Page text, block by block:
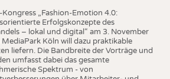
Kongress „Fashion-Emotion 4.0:
Erfolgskonzepte des
– lokal und digital“ am 3. November
Köln will dazu praktikable
liefern. Die Bandbreite der Vorträge und
umfasst dabei das gesamte
Spektrum - von